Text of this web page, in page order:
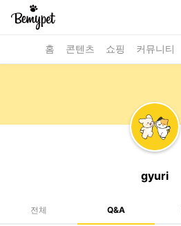
홈 콘텐츠 쇼핑 커뮤니티
gyuri
전체 Q&A